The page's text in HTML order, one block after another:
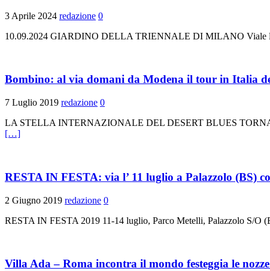
3 Aprile 2024 redazione 0
10.09.2024 GIARDINO DELLA TRIENNALE DI MILANO Viale
Bombino: al via domani da Modena il tour in Italia
7 Luglio 2019 redazione 0
LA STELLA INTERNAZIONALE DEL DESERT BLUES
[…]
RESTA IN FESTA: via l’ 11 luglio a Palazzolo
2 Giugno 2019 redazione 0
RESTA IN FESTA 2019 11-14 luglio, Parco Metelli, Palazzolo S/O
Villa Ada – Roma incontra il mondo festeggia le